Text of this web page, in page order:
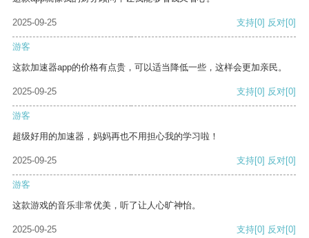
2025-09-25 支持[0] 反对[0]
游客
这款加速器app的价格有点贵，可以适当降低一些，这样会更加亲民。
2025-09-25 支持[0] 反对[0]
游客
超级好用的加速器，妈妈再也不用担心我的学习啦！
2025-09-25 支持[0] 反对[0]
游客
这款游戏的音乐非常优美，听了让人心旷神怡。
2025-09-25 支持[0] 反对[0]